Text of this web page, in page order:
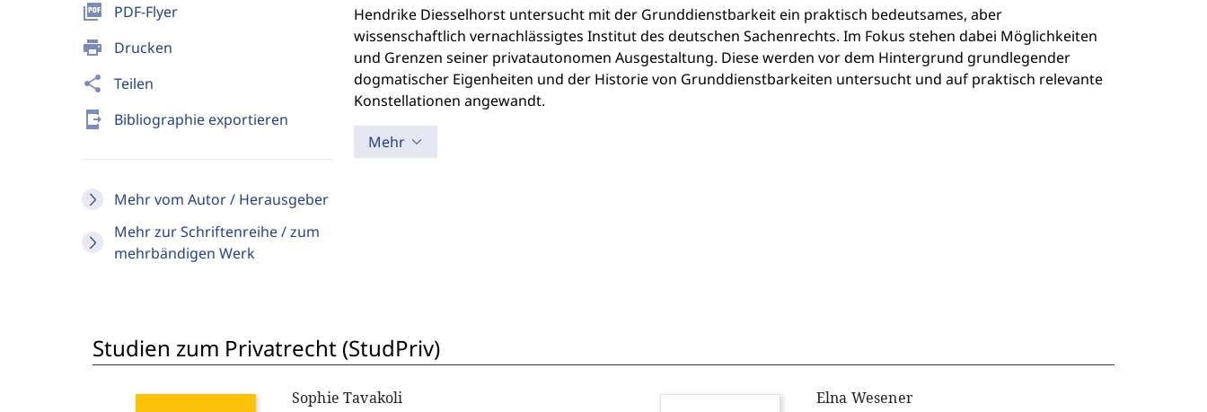
picture_as_pdf PDF-Flyer
print Drucken
share Teilen
send_to_mobile Bibliographie exportieren
Mehr vom Autor / Herausgeber
Mehr zur Schriftenreihe / zum
mehrbändigen Werk
Hendrike Diesselhorst untersucht mit der Grunddienstbarkeit ein praktisch bedeutsames, aber
wissenschaftlich vernachlässigtes Institut des deutschen Sachenrechts. Im Fokus stehen dabei Möglichkeiten
und Grenzen seiner privatautonomen Ausgestaltung. Diese werden vor dem Hintergrund grundlegender
dogmatischer Eigenheiten und der Historie von Grunddienstbarkeiten untersucht und auf praktisch relevante
Konstellationen angewandt.
Mehr
Studien zum Privatrecht (StudPriv)
Sophie Tavakoli Elna Wesener